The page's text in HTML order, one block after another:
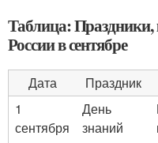
Таблица: Праздники,
России в сентябре
Дата Праздник
1
сентября
День
знаний